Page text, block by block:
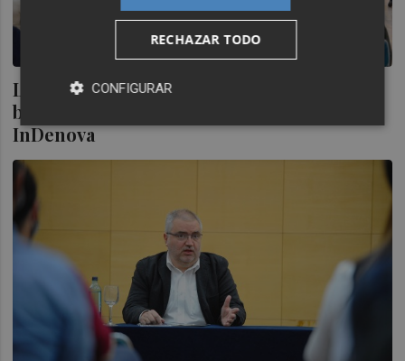
Los accionistas de Lleida.net dan el visto
bueno a la compra de la valenciana
InDenova
RECHAZAR TODO
CONFIGURAR